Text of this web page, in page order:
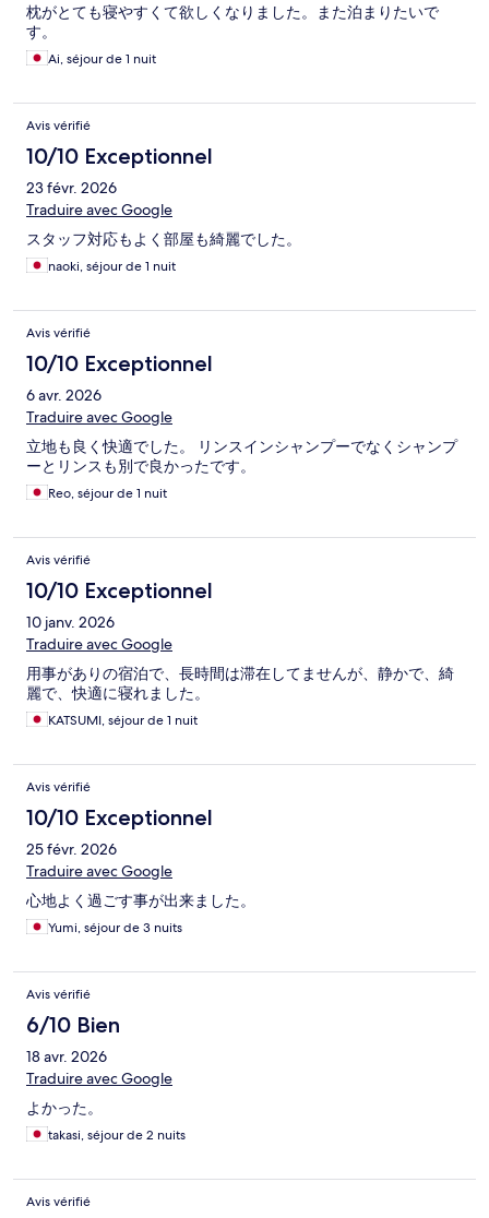
枕がとても寝やすくて欲しくなりました。また泊まりたいで
す。
Ai, séjour de 1 nuit
Avis vérifié
10/10 Exceptionnel
23 févr. 2026
Traduire avec Google
スタッフ対応もよく部屋も綺麗でした。
naoki, séjour de 1 nuit
Avis vérifié
10/10 Exceptionnel
6 avr. 2026
Traduire avec Google
立地も良く快適でした。 リンスインシャンプーでなくシャンプ
ーとリンスも別で良かったです。
Reo, séjour de 1 nuit
Avis vérifié
10/10 Exceptionnel
10 janv. 2026
Traduire avec Google
用事がありの宿泊で、長時間は滞在してませんが、静かで、綺
麗で、快適に寝れました。
KATSUMI, séjour de 1 nuit
Avis vérifié
10/10 Exceptionnel
25 févr. 2026
Traduire avec Google
心地よく過ごす事が出来ました。
Yumi, séjour de 3 nuits
Avis vérifié
6/10 Bien
18 avr. 2026
Traduire avec Google
よかった。
takasi, séjour de 2 nuits
Avis vérifié